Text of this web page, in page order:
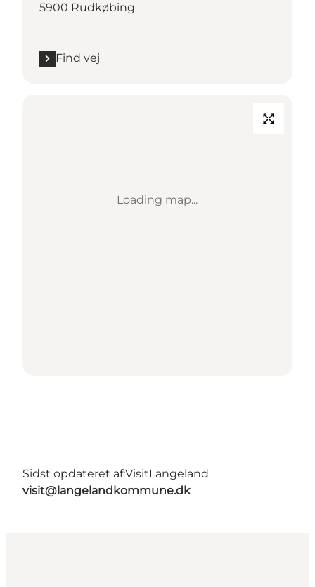
5900 Rudkøbing
Find vej
Loading map...
Sidst opdateret af:VisitLangeland
visit@langelandkommune.dk